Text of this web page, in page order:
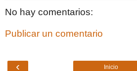
No hay comentarios:
Publicar un comentario
‹ Inicio